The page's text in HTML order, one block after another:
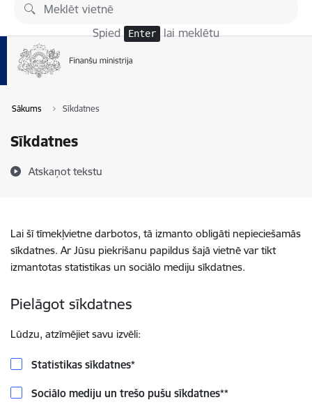
Pāriet uz lapas saturu
Spied Enter lai meklētu
Sākums Sīkdatnes
Sīkdatnes
Atskaņot tekstu
Lai šī tīmekļvietne darbotos, tā izmanto obligāti nepieciešamās
sīkdatnes. Ar Jūsu piekrišanu papildus šajā vietnē var tikt
izmantotas statistikas un sociālo mediju sīkdatnes.
Pielāgot sīkdatnes
Lūdzu, atzīmējiet savu izvēli:
Statistikas sīkdatnes*
Sociālo mediju un trešo pušu sīkdatnes**